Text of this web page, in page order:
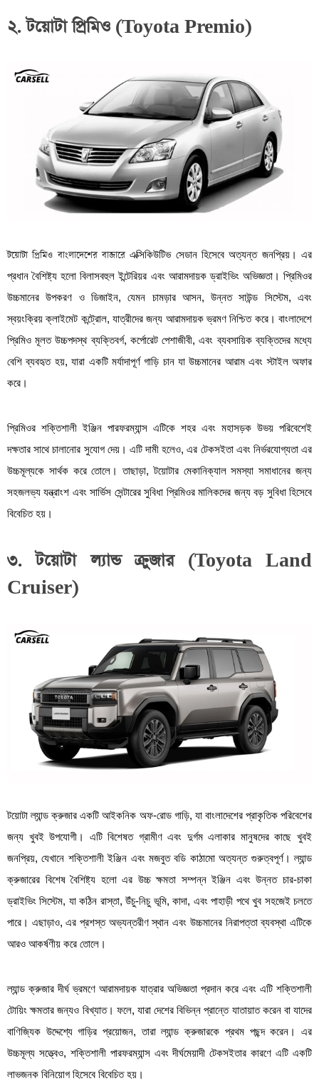
২. টয়োটা প্রিমিও (Toyota Premio)
টয়োটা প্রিমিও বাংলাদেশের বাজারে এক্সিকিউটিভ সেডান হিসেবে অত্যন্ত জনপ্রিয়। এর
প্রধান বৈশিষ্ট্য হলো বিলাসবহুল ইন্টেরিয়র এবং আরামদায়ক ড্রাইভিং অভিজ্ঞতা। প্রিমিওর
উচ্চমানের উপকরণ ও ডিজাইন, যেমন চামড়ার আসন, উন্নত সাউন্ড সিস্টেম, এবং
স্বয়ংক্রিয় ক্লাইমেট কন্ট্রোল, যাত্রীদের জন্য আরামদায়ক ভ্রমণ নিশ্চিত করে। বাংলাদেশে
প্রিমিও মূলত উচ্চপদস্থ ব্যক্তিবর্গ, কর্পোরেট পেশাজীবী, এবং ব্যবসায়িক ব্যক্তিদের মধ্যে
বেশি ব্যবহৃত হয়, যারা একটি মর্যাদাপূর্ণ গাড়ি চান যা উচ্চমানের আরাম এবং স্টাইল অফার
করে।
প্রিমিওর শক্তিশালী ইঞ্জিন পারফরম্যান্স এটিকে শহর এবং মহাসড়ক উভয় পরিবেশেই
দক্ষতার সাথে চালানোর সুযোগ দেয়। এটি দামী হলেও, এর টেকসইতা এবং নির্ভরযোগ্যতা এর
উচ্চমূল্যকে সার্থক করে তোলে। তাছাড়া, টয়োটার মেকানিক্যাল সমস্যা সমাধানের জন্য
সহজলভ্য যন্ত্রাংশ এবং সার্ভিস সেন্টারের সুবিধা প্রিমিওর মালিকদের জন্য বড় সুবিধা হিসেবে
বিবেচিত হয়।
৩. টয়োটা ল্যান্ড ক্রুজার (Toyota Land
Cruiser)
টয়োটা ল্যান্ড ক্রুজার একটি আইকনিক অফ-রোড গাড়ি, যা বাংলাদেশের প্রাকৃতিক পরিবেশের
জন্য খুবই উপযোগী। এটি বিশেষত গ্রামীণ এবং দুর্গম এলাকার মানুষদের কাছে খুবই
জনপ্রিয়, যেখানে শক্তিশালী ইঞ্জিন এবং মজবুত বডি কাঠামো অত্যন্ত গুরুত্বপূর্ণ। ল্যান্ড
ক্রুজারের বিশেষ বৈশিষ্ট্য হলো এর উচ্চ ক্ষমতা সম্পন্ন ইঞ্জিন এবং উন্নত চার-চাকা
ড্রাইভিং সিস্টেম, যা কঠিন রাস্তা, উঁচু-নিচু ভূমি, কাদা, এবং পাহাড়ী পথে খুব সহজেই চলতে
পারে। এছাড়াও, এর প্রশস্ত অভ্যন্তরীণ স্থান এবং উচ্চমানের নিরাপত্তা ব্যবস্থা এটিকে
আরও আকর্ষণীয় করে তোলে।
ল্যান্ড ক্রুজার দীর্ঘ ভ্রমণে আরামদায়ক যাত্রার অভিজ্ঞতা প্রদান করে এবং এটি শক্তিশালী
টোয়িং ক্ষমতার জন্যও বিখ্যাত। ফলে, যারা দেশের বিভিন্ন প্রান্তে যাতায়াত করেন বা যাদের
বাণিজ্যিক উদ্দেশ্যে গাড়ির প্রয়োজন, তারা ল্যান্ড ক্রুজারকে প্রথম পছন্দ করেন। এর
উচ্চমূল্য সত্ত্বেও, শক্তিশালী পারফরম্যান্স এবং দীর্ঘমেয়াদী টেকসইতার কারণে এটি একটি
লাভজনক বিনিয়োগ হিসেবে বিবেচিত হয়।